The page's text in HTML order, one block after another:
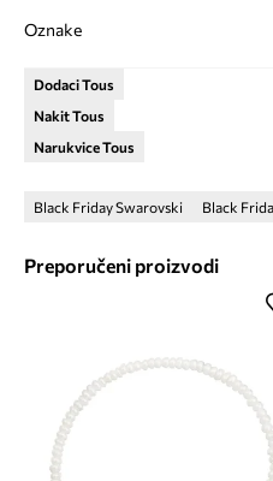
Oznake
Dodaci Tous
Nakit Tous
Narukvice Tous
Black Friday Swarovski Black
Preporučeni proizvodi